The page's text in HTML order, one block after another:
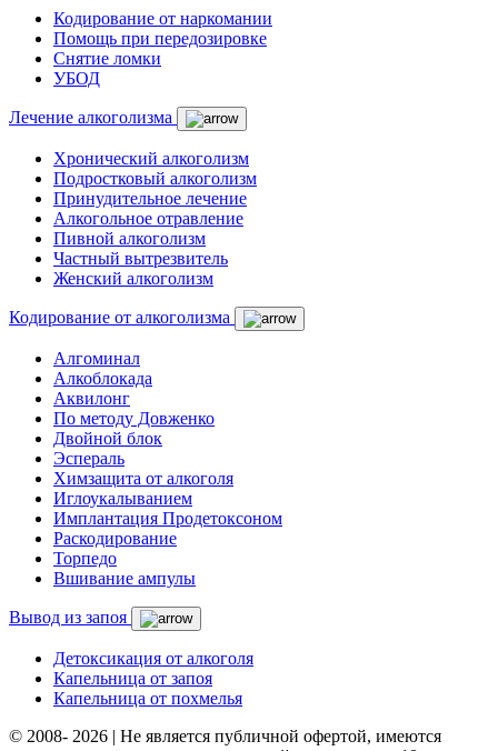
Кодирование от наркомании
Помощь при передозировке
Снятие ломки
УБОД
Лечение алкоголизма
Хронический алкоголизм
Подростковый алкоголизм
Принудительное лечение
Алкогольное отравление
Пивной алкоголизм
Частный вытрезвитель
Женский алкоголизм
Кодирование от алкоголизма
Алгоминал
Алкоблокада
Аквилонг
По методу Довженко
Двойной блок
Эспераль
Химзащита от алкоголя
Иглоукалыванием
Имплантация Продетоксоном
Раскодирование
Торпедо
Вшивание ампулы
Вывод из запоя
Детоксикация от алкоголя
Капельница от запоя
Капельница от похмелья
© 2008- 2026 | Не является публичной офертой, имеются